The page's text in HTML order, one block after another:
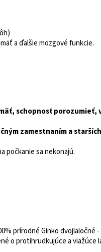
a ďalšie mozgové funkcie.
schopnosť porozumieť,
zamestnaním a
počkanie sa nekonajú.
prírodné Ginko dvojlaločné
o protihrudkujúce a